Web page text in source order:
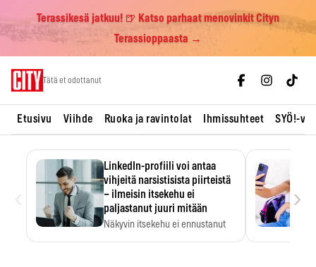
Terassikesä jatkuu! 🍺 Katso parhaat menovinkit Cityn
Terassioppaasta →
Tätä et odottanut
Etusivu Viihde Ruoka ja ravintolat Ihmissuhteet SYÖ!-
LinkedIn-profiili voi antaa
vihjeitä narsistisista piirteistä
– ilmeisin itsekehu ei
paljastanut juuri mitään
Näkyvin itsekehu ei ennustanut
›